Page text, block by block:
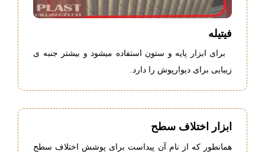
فیتیله
برای ابزار پایه و ستون استفاده میشود و بیشتر جنبه ی
زیبایی برای دیوارپوش را دارد.
ابزار اختلاف سطح
همانطور که از نام آن پیداست برای پوشش اختلاف سطح